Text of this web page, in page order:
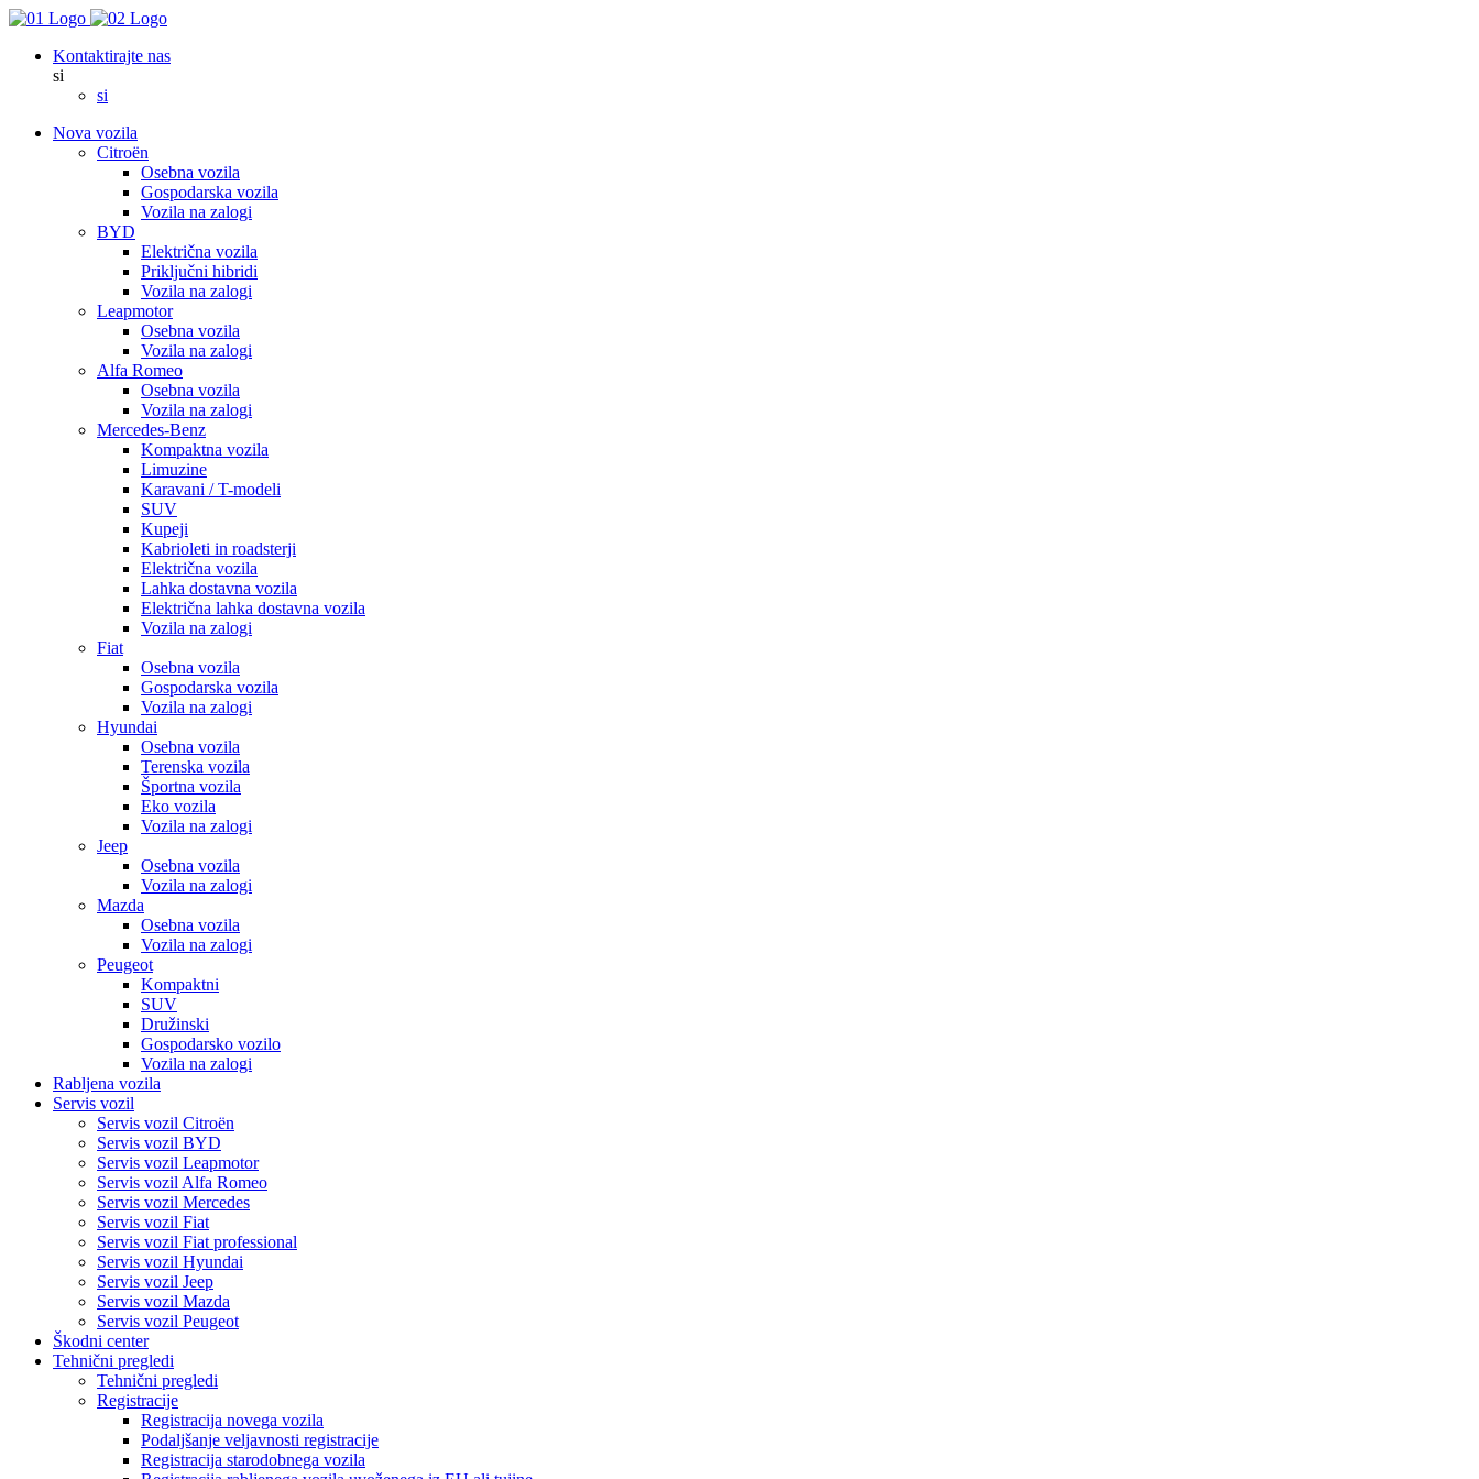
Kontaktirajte nas
si
si
Nova vozila
Citroën
Osebna vozila
Gospodarska vozila
Vozila na zalogi
BYD
Električna vozila
Priključni hibridi
Vozila na zalogi
Leapmotor
Osebna vozila
Vozila na zalogi
Alfa Romeo
Osebna vozila
Vozila na zalogi
Mercedes-Benz
Kompaktna vozila
Limuzine
Karavani / T-modeli
SUV
Kupeji
Kabrioleti in roadsterji
Električna vozila
Lahka dostavna vozila
Električna lahka dostavna vozila
Vozila na zalogi
Fiat
Osebna vozila
Gospodarska vozila
Vozila na zalogi
Hyundai
Osebna vozila
Terenska vozila
Športna vozila
Eko vozila
Vozila na zalogi
Jeep
Osebna vozila
Vozila na zalogi
Mazda
Osebna vozila
Vozila na zalogi
Peugeot
Kompaktni
SUV
Družinski
Gospodarsko vozilo
Vozila na zalogi
Rabljena vozila
Servis vozil
Servis vozil Citroën
Servis vozil BYD
Servis vozil Leapmotor
Servis vozil Alfa Romeo
Servis vozil Mercedes
Servis vozil Fiat
Servis vozil Fiat professional
Servis vozil Hyundai
Servis vozil Jeep
Servis vozil Mazda
Servis vozil Peugeot
Škodni center
Tehnični pregledi
Tehnični pregledi
Registracije
Registracija novega vozila
Podaljšanje veljavnosti registracije
Registracija starodobnega vozila